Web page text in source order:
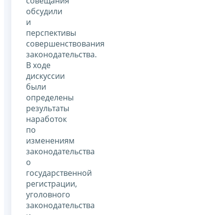
обсудили
и
перспективы
совершенствования
законодательства.
В ходе
дискуссии
были
определены
результаты
наработок
по
изменениям
законодательства
о
государственной
регистрации,
уголовного
законодательства